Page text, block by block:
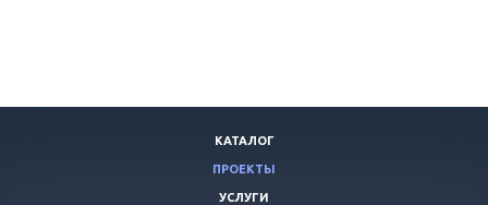
КАТАЛОГ
ПРОЕКТЫ
УСЛУГИ